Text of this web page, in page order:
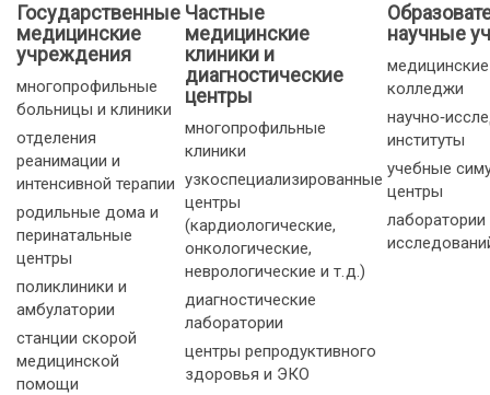
Государственные
медицинские
учреждения
многопрофильные
больницы и клиники
отделения
реанимации и
интенсивной терапии
родильные дома и
перинатальные
центры
поликлиники и
амбулатории
станции скорой
медицинской
помощи
Частные
медицинские
клиники и
диагностические
центры
многопрофильные
клиники
узкоспециализированные
центры
(кардиологические,
онкологические,
неврологические и т. д.)
диагностические
лаборатории
центры репродуктивного
здоровья и ЭКО
научные
колледжи
институты
учебные
центры
лаборатории